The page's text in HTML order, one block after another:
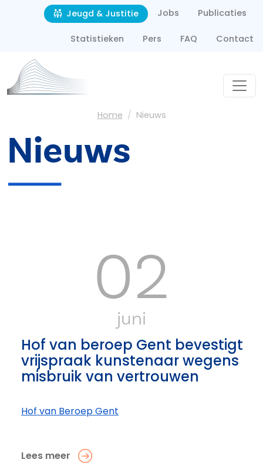
Overslaan en naar de inhoud gaan
Second navigation
Jeugd & Justitie Jobs Publicaties
Statistieken Pers FAQ Contact
Kruimelpad
Home Nieuws
Nieuws
02
juni
Hof van beroep Gent bevestigt
vrijspraak kunstenaar wegens
misbruik van vertrouwen
Hof van Beroep Gent
Lees meer